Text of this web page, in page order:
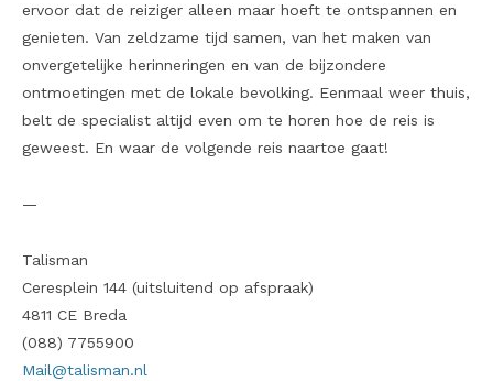
ervoor dat de reiziger alleen maar hoeft te ontspannen en
genieten. Van zeldzame tijd samen, van het maken van
onvergetelijke herinneringen en van de bijzondere
ontmoetingen met de lokale bevolking. Eenmaal weer thuis,
belt de specialist altijd even om te horen hoe de reis is
geweest. En waar de volgende reis naartoe gaat!
—
Talisman
Ceresplein 144 (uitsluitend op afspraak)
4811 CE Breda
(088) 7755900
Mail@talisman.nl